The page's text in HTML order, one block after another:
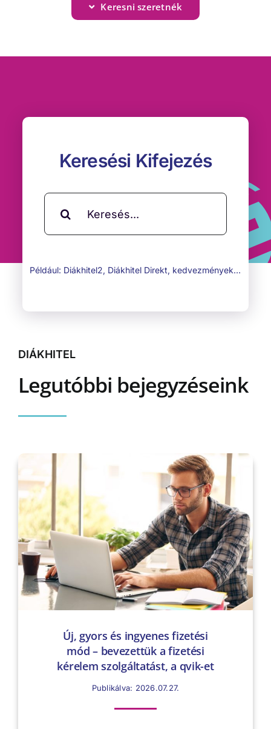
Keresni szeretnék
Keresési Kifejezés
Keresés...
Például: Diákhitel2, Diákhitel Direkt, kedvezmények…
DIÁKHITEL
Legutóbbi bejegyzéseink
Új, gyors és ingyenes fizetési
mód – bevezettük a fizetési
kérelem szolgáltatást, a qvik-et
Publikálva: 2026.07.27.